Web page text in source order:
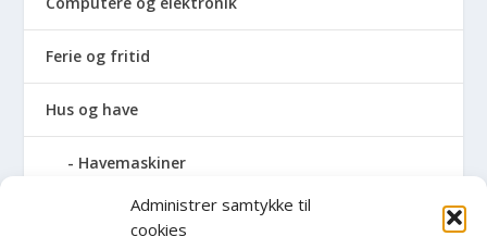
Administrer samtykke til
cookies
Ferie og fritid
Hus og have
Havemaskiner
Hvidevarer